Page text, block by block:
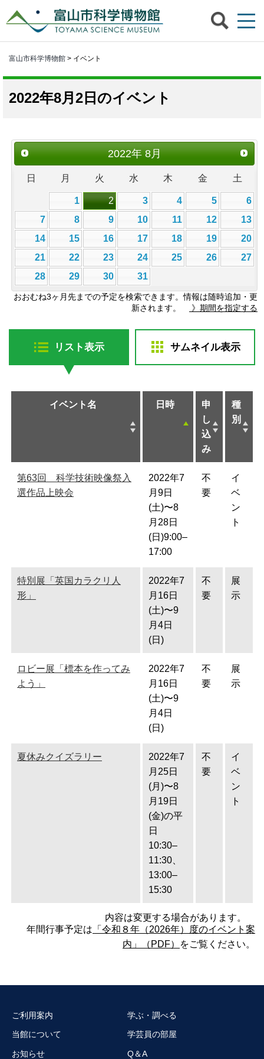
富山市科学博物館 > イベント
2022年8月2日のイベント
2022年8月
日 月 火 水 木 金 土
1 2 3 4 5
6
7
8 9 10 11 12
13
14
15 16 17 18 19
20
21
22 23 24 25 26
27
28
29 30 31
おおむね3ヶ月先までの予定を検索できます。情報は随時追加・更
新されます。
》期間を指定する
リスト表示 サムネイル表示
イベント名 日時
申
し
込
み
種
別
第63回 科学技術映像祭入
選作品上映会
2022年7
月9日
(土)〜8
月28日
(日)9:00–
17:00
不
要
イ
ベ
ン
ト
特別展「英国カラクリ人
形」
2022年7
月16日
(土)〜9
月4日
(日)
不
要
展
示
ロビー展「標本を作ってみ
よう」
2022年7
月16日
(土)〜9
月4日
(日)
不
要
展
示
夏休みクイズラリー
2022年7
月25日
(月)〜8
月19日
(金)の平
日
10:30–
11:30、
13:00–
15:30
不
要
イ
ベ
ン
ト
内容は変更する場合があります。
年間行事予定は 「令和８年（2026年）度のイベント案
内」（PDF）
をご覧ください。
ご利用案内
当館について
お知らせ
学ぶ・調べる
学芸員の部屋
Q＆A